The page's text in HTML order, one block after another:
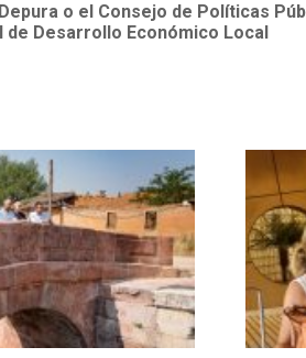
o el Consejo de Políticas
Desarrollo Económico Local